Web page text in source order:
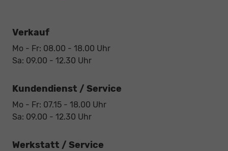
Verkauf
Mo - Fr: 08.00 - 18.00 Uhr
Sa: 09.00 - 12.30 Uhr
Kundendienst / Service
Mo - Fr: 07.15 - 18.00 Uhr
Sa: 09.00 - 12.30 Uhr
Werkstatt / Service